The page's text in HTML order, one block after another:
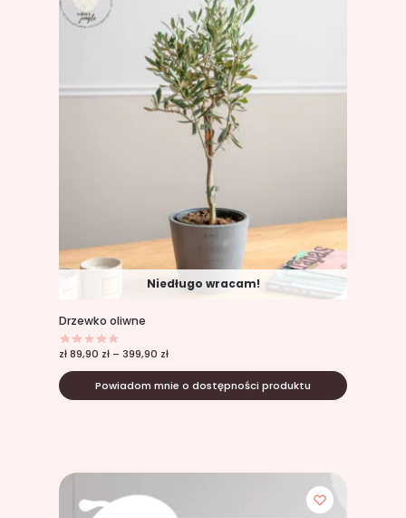
Niedługo wracam!
Drzewko oliwne
zł89,90 zł – 399,90 zł
Powiadom mnie o dostępności produktu